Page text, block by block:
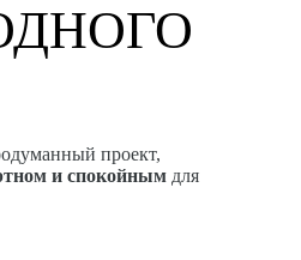
проект,
и спокойным для